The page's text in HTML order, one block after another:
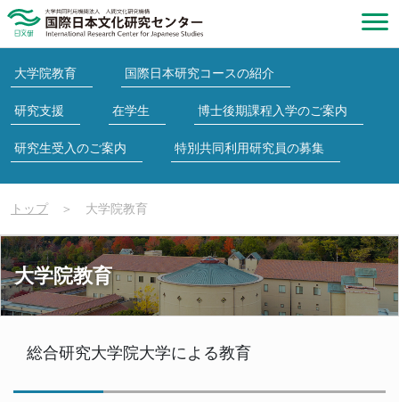
大学院教育 国際日本研究コースの紹介
研究支援 在学生 博士後期課程入学のご案内
研究生受入のご案内 特別共同利用研究員の募集
トップ＞ 大学院教育
大学院教育
総合研究大学院大学による教育